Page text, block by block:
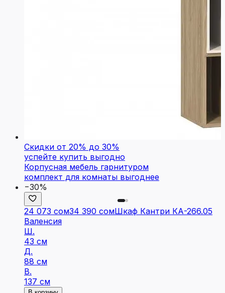
Скидки от 20% до 30%
успейте купить выгодно
Корпусная мебель гарнитуром
комплект для комнаты выгоднее
−30%
24 073 сом34 390 сомШкаф Кантри КА-266.05
Валенсия
Ш.
43 см
Д.
88 см
В.
137 см